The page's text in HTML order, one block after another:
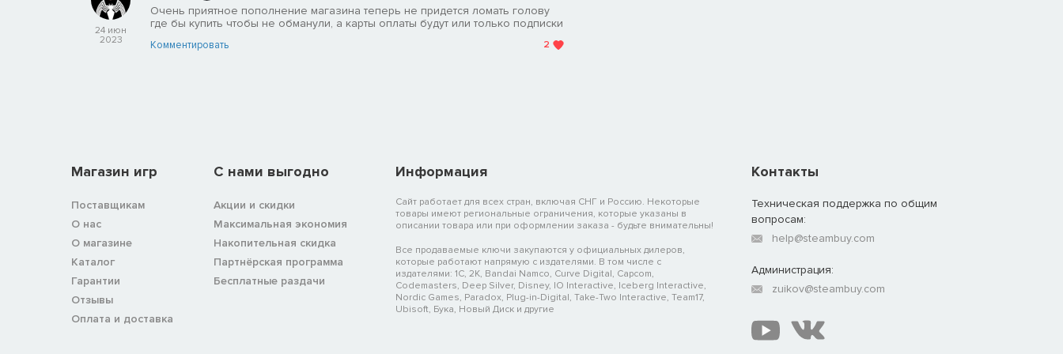
Справка по игре
Не можете решить головоломку или пройти сильного босса? Нажмите кнопку PS и откройте справку по игре в своих
карточках событий, чтобы узнать подсказки и советы без спойлеров, если игра для PS5 поддерживает такую функцию.‎
24 июн
2023
Очень приятное пополнение магазина теперь не придется ломать голову
где бы купить чтобы не обманули, а карты оплаты будут или только подписки
Комментировать 2
Магазин игр
Поставщикам
О нас
О магазине
Каталог
Гарантии
Отзывы
Оплата и доставка
C нами выгодно
Акции и скидки
Максимальная экономия
Накопительная скидка
Партнёрская программа
Бесплатные раздачи
Информация
Сайт работает для всех стран, включая СНГ и Россию. Некоторые
товары имеют региональные ограничения, которые указаны в
описании товара или при оформлении заказа - будьте внимательны!
Все продаваемые ключи закупаются у официальных дилеров,
которые работают напрямую с издателями. В том числе с
издателями: 1C, 2K, Bandai Namco, Curve Digital, Capcom,
Codemasters, Deep Silver, Disney, IO Interactive, Iceberg Interactive,
Nordic Games, Paradox, Plug-in-Digital, Take-Two Interactive, Team17,
Ubisoft, Бука, Новый Диск и другие
Контакты
Техническая поддержка по общим
вопросам:
help@steambuy.com
Администрация:
zuikov@steambuy.com